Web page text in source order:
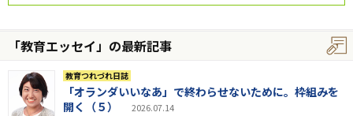
「教育エッセイ」の最新記事
教育つれづれ日誌
「オランダいいなあ」で終わらせないために。枠組みを
開く（５）
2026.07.14